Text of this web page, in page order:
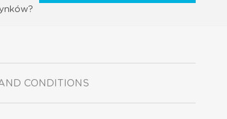
CONDITIONS